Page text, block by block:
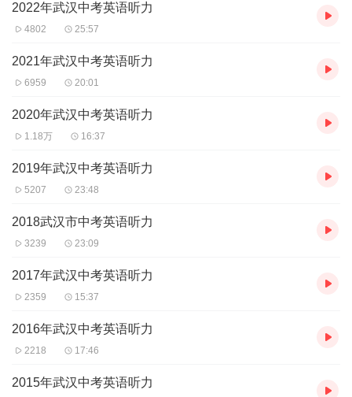
2022年武汉中考英语听力
4802 25:57
2021年武汉中考英语听力
6959 20:01
2020年武汉中考英语听力
1.18万 16:37
2019年武汉中考英语听力
5207 23:48
2018武汉市中考英语听力
3239 23:09
2017年武汉中考英语听力
2359 15:37
2016年武汉中考英语听力
2218 17:46
2015年武汉中考英语听力